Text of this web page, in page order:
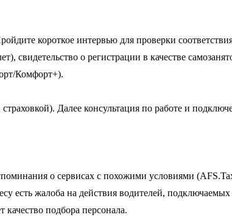
короткое интервью для проверки
свидетельство о регистрации в качестве
Комфорт+).
Далее консультация по работе и
о сервисах с похожими условиями
есть жалоба на действия водителей,
качество подбора персонала.